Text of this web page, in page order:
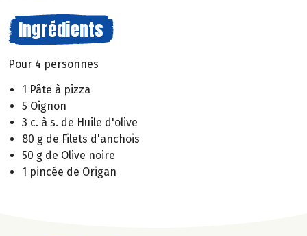
Ingrédients
Pour 4 personnes
1 Pâte à pizza
5 Oignon
3 c. à s. de Huile d'olive
80 g de Filets d'anchois
50 g de Olive noire
1 pincée de Origan